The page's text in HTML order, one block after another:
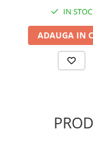
IN STOC
ADAUGA IN